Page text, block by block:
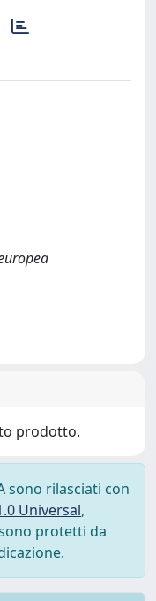
prodotto.
sono rilasciati con
Universal,
protetti da